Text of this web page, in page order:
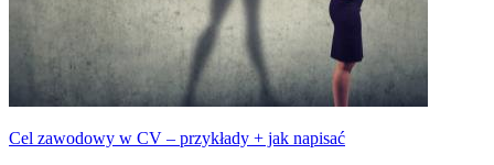
Cel zawodowy w CV – przykłady + jak napisać